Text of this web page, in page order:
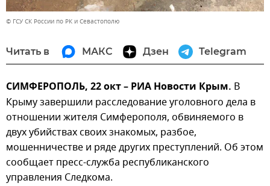
© ГСУ СК России по РК и Севастополю
Читать в МАКС Дзен Telegram
СИМФЕРОПОЛЬ, 22 окт – РИА Новости Крым. В
Крыму завершили расследование уголовного дела в
отношении жителя Симферополя, обвиняемого в
двух убийствах своих знакомых, разбое,
мошенничестве и ряде других преступлений. Об этом
сообщает пресс-служба республиканского
управления Следкома.